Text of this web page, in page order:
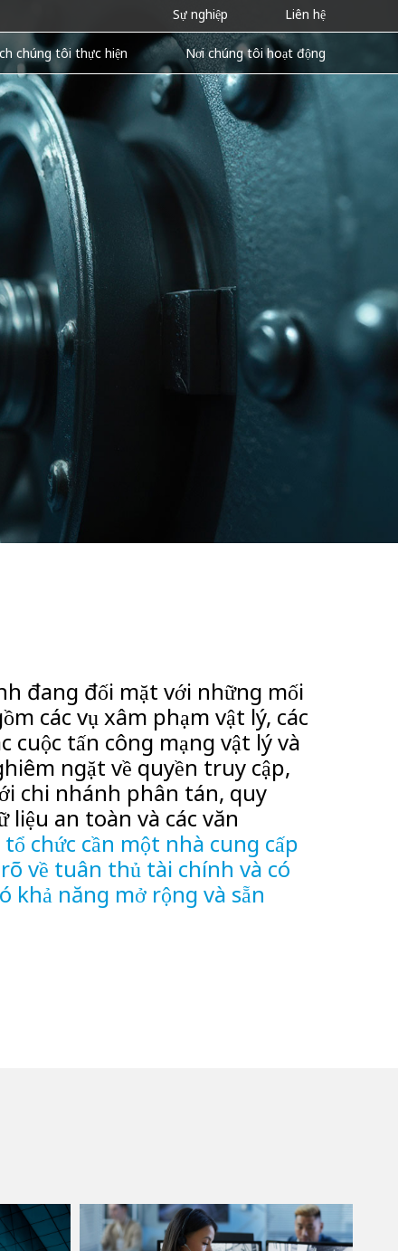
Sự nghiệp Liên hệ
chúng tôi thực hiện Nơi chúng tôi hoạt động
đang đối mặt với những mối
các vụ xâm phạm vật lý, các
cuộc tấn công mạng vật lý và
ngặt về quyền truy cập,
chi nhánh phân tán, quy
an toàn và các văn
tổ chức cần một nhà cung cấp
về tuân thủ tài chính và có
khả năng mở rộng và sẵn